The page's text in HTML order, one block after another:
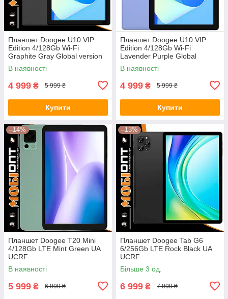
Планшет Doogee U10 VIP
Edition 4/128Gb Wi-Fi
Graphite Gray Global version
В наявності
4 999 ₴ 5 999 ₴
Купити
Планшет Doogee U10 VIP
Edition 4/128Gb Wi-Fi
Lavender Purple Global
version
В наявності
4 999 ₴ 5 999 ₴
Купити
–14%
Планшет Doogee T20 Mini
4/128Gb LTE Mint Green UA
UCRF
В наявності
5 999 ₴ 6 999 ₴
–13%
Планшет Doogee Tab G6
6/256Gb LTE Rock Black UA
UCRF
Більше 3 од.
6 999 ₴ 7 999 ₴